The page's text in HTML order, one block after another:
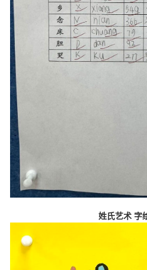
姓氏艺术 字